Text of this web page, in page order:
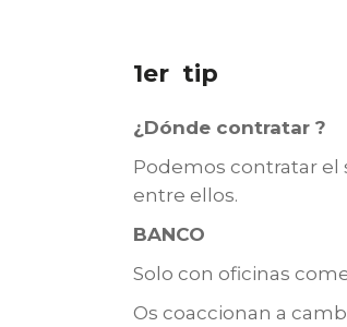
1er tip
¿Dónde contratar ?
Podemos contratar el
entre ellos.
BANCO
Solo con oficinas
Os coaccionan a